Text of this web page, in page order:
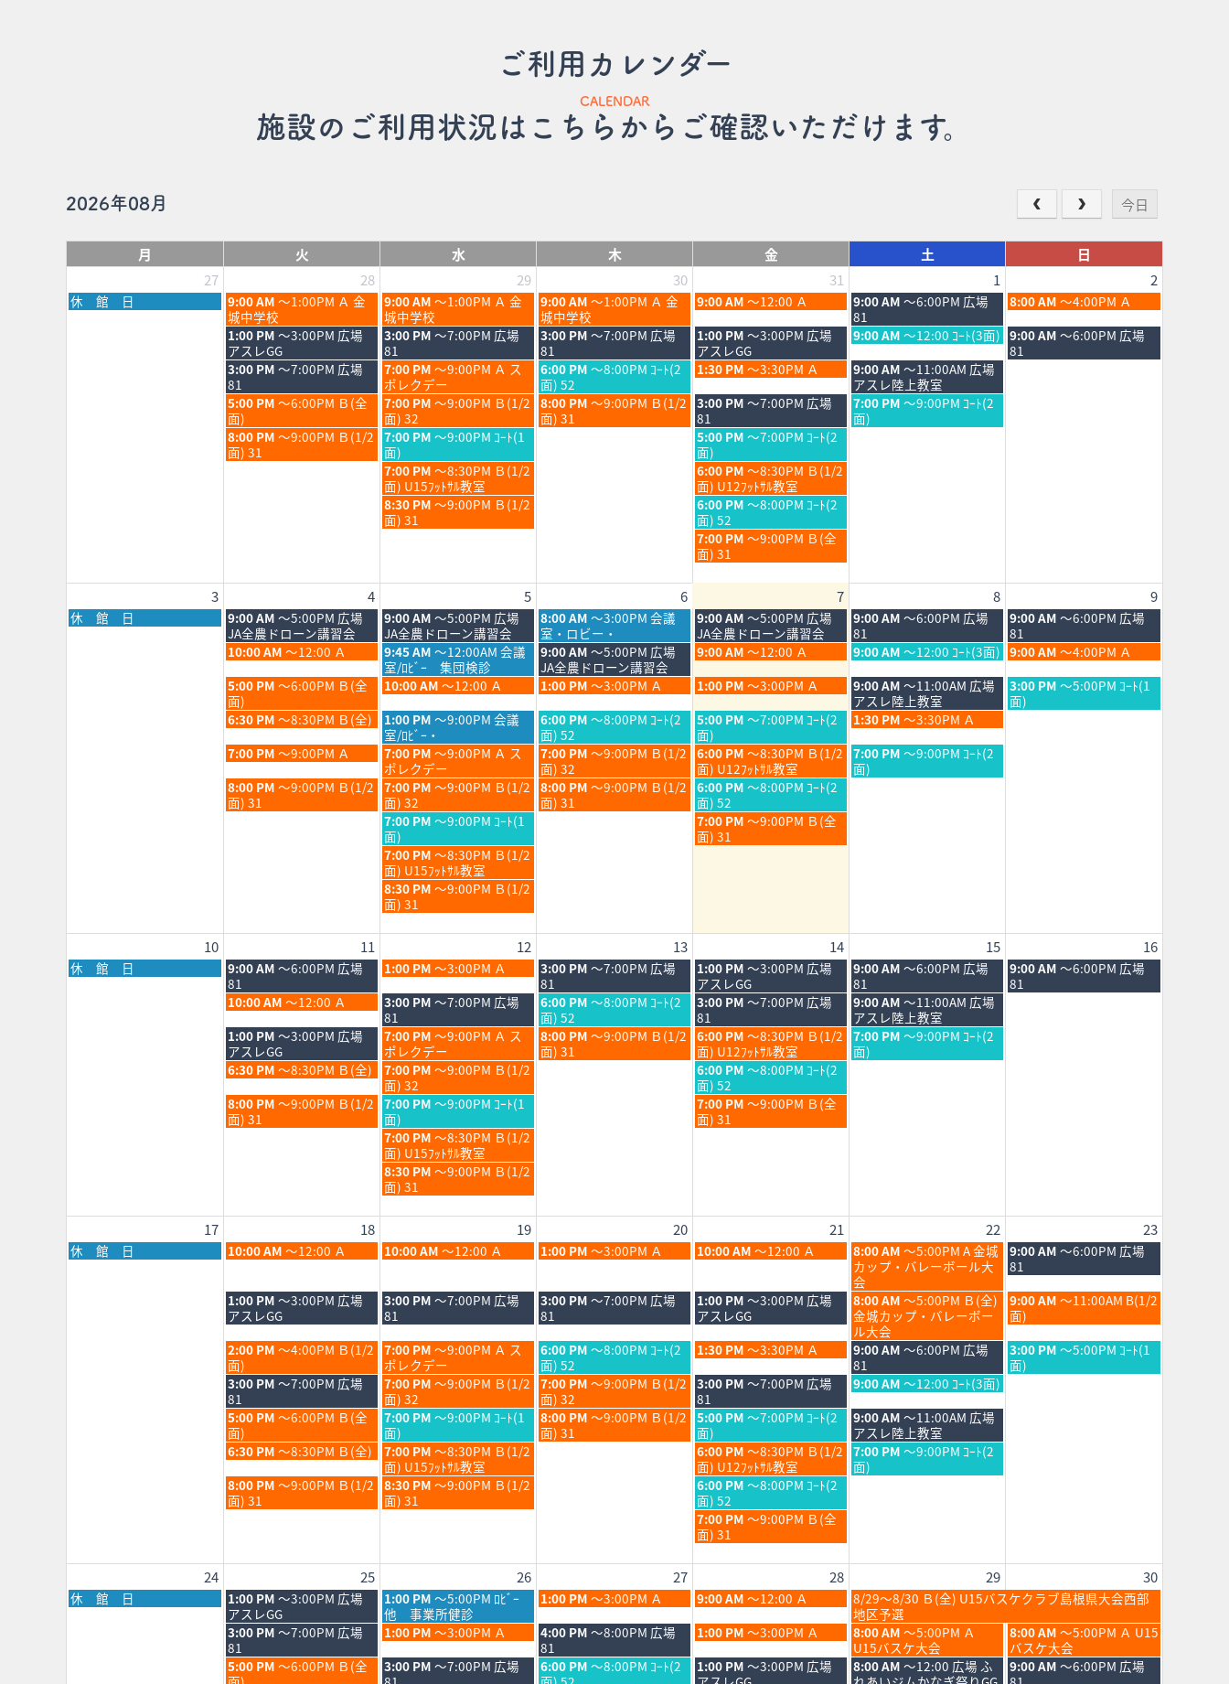
ご利用カレンダー
CALENDAR
施設のご利用状況はこちらからご確認いただけます。
2026年08月 今日
月 火 水 木 金 土
日
27
28 29 30 31 1 2
月
曜
休 館 日
火
曜
日,
7
月
28th
2026
9:00 AM ～1:00PM Ａ 金
城中学校
水
曜
日,
7
月
29th
2026
9:00 AM ～1:00PM Ａ 金
城中学校
木
曜
日,
7
月
30th
2026
9:00 AM ～1:00PM Ａ 金
城中学校
金
曜
日,
7
月
31st
2026
9:00 AM ～12:00 Ａ
土
曜
日,
8
月
1st
2026
9:00 AM ～6:00PM 広場
81
日
曜
日,
8
月
8:00 AM ～4:00PM Ａ
火
曜
日,
7
月
28th
2026
1:00 PM ～3:00PM 広場
アスレGG
水
曜
日,
7
月
29th
2026
3:00 PM ～7:00PM 広場
81
木
曜
日,
7
月
30th
2026
3:00 PM ～7:00PM 広場
81
金
曜
日,
7
月
31st
2026
1:00 PM ～3:00PM 広場
アスレGG
土
曜
日,
8
月
1st
2026
9:00 AM ～12:00 ｺｰﾄ(3面) 日
曜
日,
9:00 AM ～6:00PM 広場
81
火
曜
日,
7
月
28th
2026
3:00 PM ～7:00PM 広場
81
水
曜
日,
7
月
29th
2026
7:00 PM ～9:00PM Ａ ス
ポレクデー
木
曜
日,
7
月
6:00 PM ～8:00PM ｺｰﾄ(2
面) 52
金
曜
日,
7
月
31st
2026
1:30 PM ～3:30PM Ａ
土
曜
日,
8
月
9:00 AM ～11:00AM 広場
アスレ陸上教室
火
曜
日,
7
月
5:00 PM ～6:00PM Ｂ(全
面)
水
曜
日,
7
月
29th
2026
7:00 PM ～9:00PM Ｂ(1/2
面) 32
木
曜
日,
8:00 PM ～9:00PM Ｂ(1/2
面) 31
金
曜
日,
7
月
31st
2026
3:00 PM ～7:00PM 広場
81
土
曜
日,
7:00 PM ～9:00PM ｺｰﾄ(2
面)
火
曜
日,
8:00 PM ～9:00PM Ｂ(1/2
面) 31
水
曜
日,
7
月
29th
2026
7:00 PM ～9:00PM ｺｰﾄ(1
面)
金
曜
日,
7
月
31st
2026
5:00 PM ～7:00PM ｺｰﾄ(2
面)
水
曜
日,
7
月
7:00 PM ～8:30PM Ｂ(1/2
面) U15ﾌｯﾄｻﾙ教室
金
曜
日,
7
月
31st
2026
6:00 PM ～8:30PM Ｂ(1/2
面) U12ﾌｯﾄｻﾙ教室
水
曜
日,
29th
8:30 PM ～9:00PM Ｂ(1/2
面) 31
金
曜
日,
7
月
31st
6:00 PM ～8:00PM ｺｰﾄ(2
面) 52
金
曜
日,
7
31st
2026
7:00 PM ～9:00PM Ｂ(全
面) 31
3 4 5 6 7 8 9
月
曜
休 館 日
火
曜
日,
8
月
4th
2026
9:00 AM ～5:00PM 広場
JA全農ドローン講習会
水
曜
日,
8
月
5th
2026
9:00 AM ～5:00PM 広場
JA全農ドローン講習会
木
曜
日,
8
月
6th
2026
8:00 AM ～3:00PM 会議
室・ロビー・
金
曜
日,
8
月
7th
2026
9:00 AM ～5:00PM 広場
JA全農ドローン講習会
土
曜
日,
8
月
8th
2026
9:00 AM ～6:00PM 広場
81
日
曜
日,
8
月
9th
2026
9:00 AM ～6:00PM 広場
81
火
曜
日,
8
月
4th
2026
10:00 AM ～12:00 Ａ
水
曜
日,
8
月
5th
2026
9:45 AM ～12:00AM 会議
室/ﾛﾋﾞｰ 集団検診
木
曜
日,
8
月
6th
2026
9:00 AM ～5:00PM 広場
JA全農ドローン講習会
金
曜
日,
8
月
7th
2026
9:00 AM ～12:00 Ａ
土
曜
日,
8
月
8th
2026
9:00 AM ～12:00 ｺｰﾄ(3面) 日
曜
日,
8
月
9:00 AM ～4:00PM Ａ
火
曜
日,
8
月
4th
2026
5:00 PM ～6:00PM Ｂ(全
面)
水
曜
日,
8
月
5th
2026
10:00 AM ～12:00 Ａ
木
曜
日,
8
月
6th
2026
1:00 PM ～3:00PM Ａ
金
曜
日,
8
月
7th
2026
1:00 PM ～3:00PM Ａ
土
曜
日,
8
月
8th
2026
9:00 AM ～11:00AM 広場
アスレ陸上教室
日
曜
日,
3:00 PM ～5:00PM ｺｰﾄ(1
面)
火
曜
日,
8
月
4th
2026
6:30 PM ～8:30PM Ｂ(全)
水
曜
日,
8
月
5th
2026
1:00 PM ～9:00PM 会議
室/ﾛﾋﾞｰ・
木
曜
日,
8
月
6th
2026
6:00 PM ～8:00PM ｺｰﾄ(2
面) 52
金
曜
日,
8
月
7th
2026
5:00 PM ～7:00PM ｺｰﾄ(2
面)
土
曜
日,
8
月
1:30 PM ～3:30PM Ａ
火
曜
日,
8
月
7:00 PM ～9:00PM Ａ
水
曜
日,
8
月
5th
2026
7:00 PM ～9:00PM Ａ ス
ポレクデー
木
曜
日,
8
月
7:00 PM ～9:00PM Ｂ(1/2
面) 32
金
曜
日,
8
月
7th
2026
6:00 PM ～8:30PM Ｂ(1/2
面) U12ﾌｯﾄｻﾙ教室
土
曜
日,
7:00 PM ～9:00PM ｺｰﾄ(2
面)
火
曜
日,
8:00 PM ～9:00PM Ｂ(1/2
面) 31
水
曜
日,
8
月
5th
2026
7:00 PM ～9:00PM Ｂ(1/2
面) 32
木
曜
日,
8:00 PM ～9:00PM Ｂ(1/2
面) 31
金
曜
日,
8
月
6:00 PM ～8:00PM ｺｰﾄ(2
面) 52
水
曜
日,
8
月
5th
2026
7:00 PM ～9:00PM ｺｰﾄ(1
面)
金
曜
日,
7:00 PM ～9:00PM Ｂ(全
面) 31
水
曜
日,
8
月
5th
7:00 PM ～8:30PM Ｂ(1/2
面) U15ﾌｯﾄｻﾙ教室
水
曜
日,
8
5th
2026
8:30 PM ～9:00PM Ｂ(1/2
面) 31
10 11 12 13 14 15 16
月
曜
休 館 日
火
曜
日,
8
月
11th
2026
9:00 AM ～6:00PM 広場
81
水
曜
日,
8
月
12th
2026
1:00 PM ～3:00PM Ａ
木
曜
日,
8
月
13th
2026
3:00 PM ～7:00PM 広場
81
金
曜
日,
8
月
14th
2026
1:00 PM ～3:00PM 広場
アスレGG
土
曜
日,
8
月
15th
2026
9:00 AM ～6:00PM 広場
81
日
曜
日,
9:00 AM ～6:00PM 広場
81
火
曜
日,
8
月
11th
2026
10:00 AM ～12:00 Ａ
水
曜
日,
8
月
12th
2026
3:00 PM ～7:00PM 広場
81
木
曜
日,
8
月
6:00 PM ～8:00PM ｺｰﾄ(2
面) 52
金
曜
日,
8
月
14th
2026
3:00 PM ～7:00PM 広場
81
土
曜
日,
8
月
9:00 AM ～11:00AM 広場
アスレ陸上教室
火
曜
日,
8
月
11th
2026
1:00 PM ～3:00PM 広場
アスレGG
水
曜
日,
8
月
12th
2026
7:00 PM ～9:00PM Ａ ス
ポレクデー
木
曜
日,
8:00 PM ～9:00PM Ｂ(1/2
面) 31
金
曜
日,
8
月
14th
2026
6:00 PM ～8:30PM Ｂ(1/2
面) U12ﾌｯﾄｻﾙ教室
土
曜
日,
7:00 PM ～9:00PM ｺｰﾄ(2
面)
火
曜
日,
8
月
6:30 PM ～8:30PM Ｂ(全)
水
曜
日,
8
月
12th
2026
7:00 PM ～9:00PM Ｂ(1/2
面) 32
金
曜
日,
8
月
6:00 PM ～8:00PM ｺｰﾄ(2
面) 52
火
曜
日,
8:00 PM ～9:00PM Ｂ(1/2
面) 31
水
曜
日,
8
月
12th
2026
7:00 PM ～9:00PM ｺｰﾄ(1
面)
金
曜
日,
7:00 PM ～9:00PM Ｂ(全
面) 31
水
曜
日,
8
月
12th
7:00 PM ～8:30PM Ｂ(1/2
面) U15ﾌｯﾄｻﾙ教室
水
曜
日,
8
12th
2026
8:30 PM ～9:00PM Ｂ(1/2
面) 31
17 18 19 20 21 22 23
月
曜
休 館 日
火
曜
8
月
18th
2026
10:00 AM ～12:00 Ａ
水
曜
8
月
19th
2026
10:00 AM ～12:00 Ａ
木
曜
8
月
20th
2026
1:00 PM ～3:00PM Ａ
金
曜
8
月
21st
2026
10:00 AM ～12:00 Ａ
土
曜
日,
8
月
22nd
2026
8:00 AM ～5:00PM A 金城
カップ・バレーボール大
会
日
曜
日,
8
月
23rd
2026
9:00 AM ～6:00PM 広場
81
火
曜
日,
8
月
18th
2026
1:00 PM ～3:00PM 広場
アスレGG
水
曜
日,
8
月
19th
2026
3:00 PM ～7:00PM 広場
81
木
曜
日,
8
月
20th
2026
3:00 PM ～7:00PM 広場
81
金
曜
日,
8
月
21st
2026
1:00 PM ～3:00PM 広場
アスレGG
土
曜
日,
8
月
22nd
2026
8:00 AM ～5:00PM Ｂ(全)
金城カップ・バレーボー
ル大会
日
曜
日,
8
月
23rd
9:00 AM ～11:00AM B(1/2
面)
火
曜
日,
8
月
18th
2026
2:00 PM ～4:00PM Ｂ(1/2
面)
水
曜
日,
8
月
19th
2026
7:00 PM ～9:00PM Ａ ス
ポレクデー
木
曜
日,
8
月
20th
2026
6:00 PM ～8:00PM ｺｰﾄ(2
面) 52
金
曜
日,
8
月
21st
2026
1:30 PM ～3:30PM Ａ
土
曜
日,
8
月
22nd
2026
9:00 AM ～6:00PM 広場
81
日
曜
日,
3:00 PM ～5:00PM ｺｰﾄ(1
面)
火
曜
日,
8
月
18th
2026
3:00 PM ～7:00PM 広場
81
水
曜
日,
8
月
19th
2026
7:00 PM ～9:00PM Ｂ(1/2
面) 32
木
曜
日,
8
月
7:00 PM ～9:00PM Ｂ(1/2
面) 32
金
曜
日,
8
月
21st
2026
3:00 PM ～7:00PM 広場
81
土
曜
日,
8
月
22nd
2026
9:00 AM ～12:00 ｺｰﾄ(3面)
火
曜
日,
8
月
18th
2026
5:00 PM ～6:00PM Ｂ(全
面)
水
曜
日,
8
月
19th
2026
7:00 PM ～9:00PM ｺｰﾄ(1
面)
木
曜
日,
8:00 PM ～9:00PM Ｂ(1/2
面) 31
金
曜
日,
8
月
21st
2026
5:00 PM ～7:00PM ｺｰﾄ(2
面)
土
曜
日,
8
月
9:00 AM ～11:00AM 広場
アスレ陸上教室
火
曜
日,
8
月
6:30 PM ～8:30PM Ｂ(全)
水
曜
日,
8
月
7:00 PM ～8:30PM Ｂ(1/2
面) U15ﾌｯﾄｻﾙ教室
金
曜
日,
8
月
21st
2026
6:00 PM ～8:30PM Ｂ(1/2
面) U12ﾌｯﾄｻﾙ教室
土
曜
日,
7:00 PM ～9:00PM ｺｰﾄ(2
面)
火
曜
日,
18th
8:00 PM ～9:00PM Ｂ(1/2
面) 31
水
曜
日,
19th
8:30 PM ～9:00PM Ｂ(1/2
面) 31
金
曜
日,
8
月
21st
6:00 PM ～8:00PM ｺｰﾄ(2
面) 52
金
曜
日,
8
21st
2026
7:00 PM ～9:00PM Ｂ(全
面) 31
24 25 26 27 28 29 30
月
曜
休 館 日
火
曜
日,
8
月
25th
1:00 PM ～3:00PM 広場
アスレGG
水
曜
日,
8
月
26th
1:00 PM ～5:00PM ﾛﾋﾞｰ
他 事業所健診
木
曜
日,
8
月
27th
1:00 PM ～3:00PM Ａ
金
曜
日,
8
月
28th
9:00 AM ～12:00 Ａ
土
曜
日,
8
月
29th
8/29～8/30 Ｂ(全) U15バスケクラブ島根県大会西部
地区予選
火
曜
日,
8
3:00 PM ～7:00PM 広場
81
水
曜
日,
8
1:00 PM ～3:00PM Ａ
木
曜
日,
8
4:00 PM ～8:00PM 広場
81
金
曜
日,
8
1:00 PM ～3:00PM Ａ
土
曜
日,
8
8:00 AM ～5:00PM Ａ
U15バスケ大会
日
曜
日,
8
8:00 AM ～5:00PM Ａ U15
バスケ大会
火
5:00 PM ～6:00PM Ｂ(全
水
3:00 PM ～7:00PM 広場
木
6:00 PM ～8:00PM ｺｰﾄ(2
金
1:00 PM ～3:00PM 広場
土
8:00 AM ～12:00 広場 ふ
日
9:00 AM ～6:00PM 広場